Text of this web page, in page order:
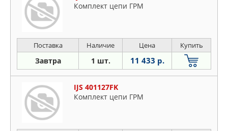
Комплект цепи ГРМ
Поставка Наличие Цена Купить
Завтра 1 шт. 11 433 р.
IJS 401127FK
Комплект цепи ГРМ